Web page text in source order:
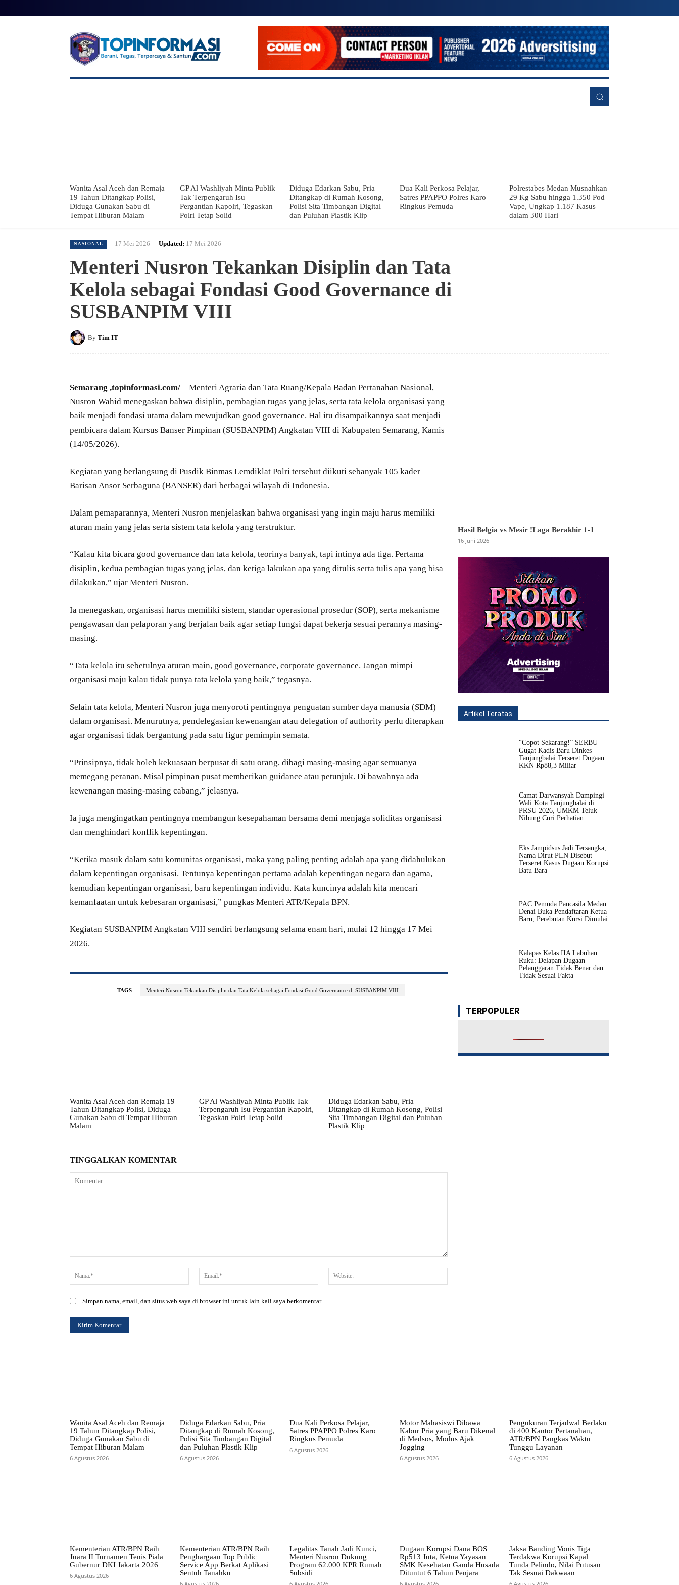
Wanita Asal Aceh dan Remaja
19 Tahun Ditangkap Polisi,
Diduga Gunakan Sabu di
Tempat Hiburan Malam
GP Al Washliyah Minta Publik
Tak Terpengaruh Isu
Pergantian Kapolri, Tegaskan
Polri Tetap Solid
Diduga Edarkan Sabu, Pria
Ditangkap di Rumah Kosong,
Polisi Sita Timbangan Digital
dan Puluhan Plastik Klip
Dua Kali Perkosa Pelajar,
Satres PPAPPO Polres Karo
Ringkus Pemuda
Polrestabes Medan Musnahkan
29 Kg Sabu hingga 1.350 Pod
Vape, Ungkap 1.187 Kasus
dalam 300 Hari
NASIONAL 17 Mei 2026 Updated: 17 Mei 2026
Menteri Nusron Tekankan Disiplin dan Tata
Kelola sebagai Fondasi Good Governance di
SUSBANPIM VIII
By Tim IT
Semarang ,topinformasi.com/ – Menteri Agraria dan Tata Ruang/Kepala Badan Pertanahan Nasional,
Nusron Wahid menegaskan bahwa disiplin, pembagian tugas yang jelas, serta tata kelola organisasi yang
baik menjadi fondasi utama dalam mewujudkan good governance. Hal itu disampaikannya saat menjadi
pembicara dalam Kursus Banser Pimpinan (SUSBANPIM) Angkatan VIII di Kabupaten Semarang, Kamis
(14/05/2026).
Kegiatan yang berlangsung di Pusdik Binmas Lemdiklat Polri tersebut diikuti sebanyak 105 kader
Barisan Ansor Serbaguna (BANSER) dari berbagai wilayah di Indonesia.
Dalam pemaparannya, Menteri Nusron menjelaskan bahwa organisasi yang ingin maju harus memiliki
aturan main yang jelas serta sistem tata kelola yang terstruktur.
“Kalau kita bicara good governance dan tata kelola, teorinya banyak, tapi intinya ada tiga. Pertama
disiplin, kedua pembagian tugas yang jelas, dan ketiga lakukan apa yang ditulis serta tulis apa yang bisa
dilakukan,” ujar Menteri Nusron.
Ia menegaskan, organisasi harus memiliki sistem, standar operasional prosedur (SOP), serta mekanisme
pengawasan dan pelaporan yang berjalan baik agar setiap fungsi dapat bekerja sesuai perannya masing-
masing.
“Tata kelola itu sebetulnya aturan main, good governance, corporate governance. Jangan mimpi
organisasi maju kalau tidak punya tata kelola yang baik,” tegasnya.
Selain tata kelola, Menteri Nusron juga menyoroti pentingnya penguatan sumber daya manusia (SDM)
dalam organisasi. Menurutnya, pendelegasian kewenangan atau delegation of authority perlu diterapkan
agar organisasi tidak bergantung pada satu figur pemimpin semata.
“Prinsipnya, tidak boleh kekuasaan berpusat di satu orang, dibagi masing-masing agar semuanya
memegang peranan. Misal pimpinan pusat memberikan guidance atau petunjuk. Di bawahnya ada
kewenangan masing-masing cabang,” jelasnya.
Ia juga mengingatkan pentingnya membangun kesepahaman bersama demi menjaga soliditas organisasi
dan menghindari konflik kepentingan.
“Ketika masuk dalam satu komunitas organisasi, maka yang paling penting adalah apa yang didahulukan
dalam kepentingan organisasi. Tentunya kepentingan pertama adalah kepentingan negara dan agama,
kemudian kepentingan organisasi, baru kepentingan individu. Kata kuncinya adalah kita mencari
kemanfaatan untuk kebesaran organisasi,” pungkas Menteri ATR/Kepala BPN.
Kegiatan SUSBANPIM Angkatan VIII sendiri berlangsung selama enam hari, mulai 12 hingga 17 Mei
2026.
TAGS Menteri Nusron Tekankan Disiplin dan Tata Kelola sebagai Fondasi Good Governance di SUSBANPIM VIII
Wanita Asal Aceh dan Remaja 19
Tahun Ditangkap Polisi, Diduga
Gunakan Sabu di Tempat Hiburan
Malam
GP Al Washliyah Minta Publik Tak
Terpengaruh Isu Pergantian Kapolri,
Tegaskan Polri Tetap Solid
Diduga Edarkan Sabu, Pria
Ditangkap di Rumah Kosong, Polisi
Sita Timbangan Digital dan Puluhan
Plastik Klip
TINGGALKAN KOMENTAR
Nama:*
Email:*
Simpan nama, email, dan situs web saya di browser ini untuk lain kali saya berkomentar.
Hasil Belgia vs Mesir !Laga Berakhir 1-1
16 Juni 2026
Artikel Teratas
All Fitur
“Copot Sekarang!” SERBU
Gugat Kadis Baru Dinkes
Tanjungbalai Terseret Dugaan
KKN Rp88,3 Miliar
Camat Darwansyah Dampingi
Wali Kota Tanjungbalai di
PRSU 2026, UMKM Teluk
Nibung Curi Perhatian
Eks Jampidsus Jadi Tersangka,
Nama Dirut PLN Disebut
Terseret Kasus Dugaan Korupsi
Batu Bara
PAC Pemuda Pancasila Medan
Denai Buka Pendaftaran Ketua
Baru, Perebutan Kursi Dimulai
Kalapas Kelas IIA Labuhan
Ruku: Delapan Dugaan
Pelanggaran Tidak Benar dan
Tidak Sesuai Fakta
TERPOPULER
Wanita Asal Aceh dan Remaja
19 Tahun Ditangkap Polisi,
Diduga Gunakan Sabu di
Tempat Hiburan Malam
6 Agustus 2026
Diduga Edarkan Sabu, Pria
Ditangkap di Rumah Kosong,
Polisi Sita Timbangan Digital
dan Puluhan Plastik Klip
6 Agustus 2026
Dua Kali Perkosa Pelajar,
Satres PPAPPO Polres Karo
Ringkus Pemuda
6 Agustus 2026
Motor Mahasiswi Dibawa
Kabur Pria yang Baru Dikenal
di Medsos, Modus Ajak
Jogging
6 Agustus 2026
Pengukuran Terjadwal Berlaku
di 400 Kantor Pertanahan,
ATR/BPN Pangkas Waktu
Tunggu Layanan
6 Agustus 2026
Kementerian ATR/BPN Raih
Juara II Turnamen Tenis Piala
Gubernur DKI Jakarta 2026
6 Agustus 2026
Kementerian ATR/BPN Raih
Penghargaan Top Public
Service App Berkat Aplikasi
Sentuh Tanahku
Legalitas Tanah Jadi Kunci,
Menteri Nusron Dukung
Program 62.000 KPR Rumah
Subsidi
Dugaan Korupsi Dana BOS
Rp513 Juta, Ketua Yayasan
SMK Kesehatan Ganda Husada
Dituntut 6 Tahun Penjara
Jaksa Banding Vonis Tiga
Terdakwa Korupsi Kapal
Tunda Pelindo, Nilai Putusan
Tak Sesuai Dakwaan